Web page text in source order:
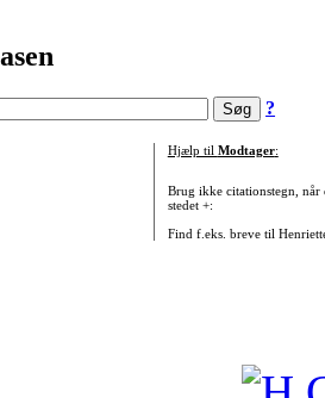
?
Hjælp til Modtager:
Brug ikke citationstegn, når
stedet +:
Find f.eks. breve til